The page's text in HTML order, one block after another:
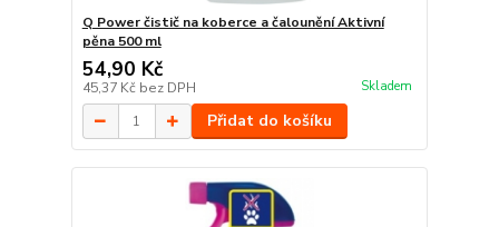
Q Power čistič na koberce a čalounění Aktivní
pěna 500 ml
54,90 Kč
45,37 Kč bez DPH Skladem
Přidat do košíku